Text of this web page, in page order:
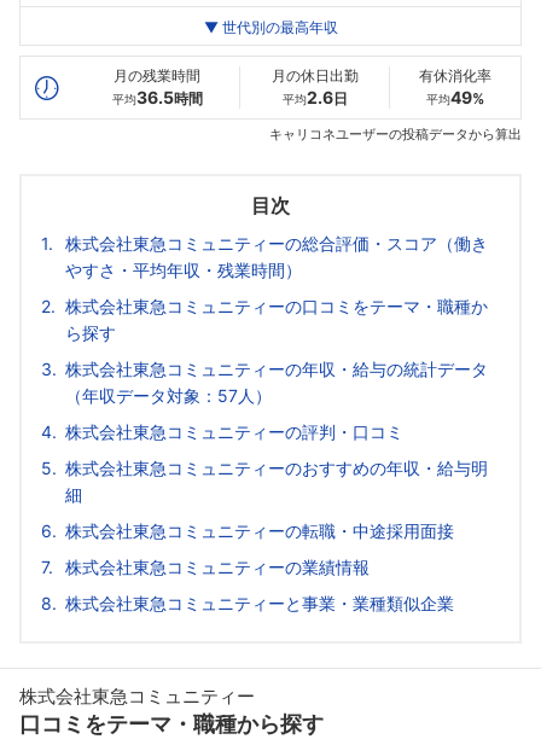
最高年収
20代
586万
30代
684万
656万
▼ 世代別の最高年収
月の残業時間
平均36.5時間
月の休日出勤
平均2.6日
有休消化率
平均49%
キャリコネユーザーの投稿データから算出
目次
株式会社東急コミュニティーの総合評価・スコア（働き
やすさ・平均年収・残業時間）
株式会社東急コミュニティーの口コミをテーマ・職種か
ら探す
株式会社東急コミュニティーの年収・給与の統計データ
（年収データ対象：57人）
株式会社東急コミュニティーの評判・口コミ
株式会社東急コミュニティーのおすすめの年収・給与明
細
株式会社東急コミュニティーの転職・中途採用面接
株式会社東急コミュニティーの業績情報
株式会社東急コミュニティーと事業・業種類似企業
株式会社東急コミュニティー
口コミをテーマ・職種から探す